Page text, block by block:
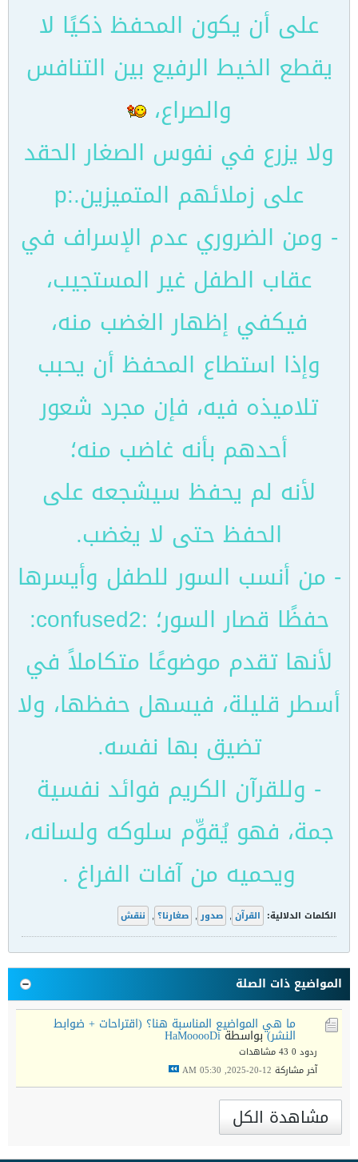
على أن يكون المحفظ ذكيًا لا
يقطع الخيط الرفيع بين التنافس
والصراع،
ولا يزرع في نفوس الصغار الحقد
على زملائهم المتميزين.:p
- ومن الضروري عدم الإسراف في
عقاب الطفل غير المستجيب،
فيكفي إظهار الغضب منه،
وإذا استطاع المحفظ أن يحبب
تلاميذه فيه، فإن مجرد شعور
أحدهم بأنه غاضب منه؛
لأنه لم يحفظ سيشجعه على
الحفظ حتى لا يغضب.
- من أنسب السور للطفل وأيسرها
حفظًا قصار السور؛ :confused2:
لأنها تقدم موضوعًا متكاملاً في
أسطر قليلة، فيسهل حفظها، ولا
تضيق بها نفسه.
- وللقرآن الكريم فوائد نفسية
جمة، فهو يُقوِّم سلوكه ولسانه،
ويحميه من آفات الفراغ .
الكلمات الدلالية: القرآن , صدور , صغارنا؟ , ننقش
المواضيع ذات الصلة
ما هي المواضيع المناسبة هنا؟ (اقتراحات + ضوابط
النشر) بواسطةHaMooooDi
ردود 0
43 مشاهدات
آخر مشاركة 12-20-2025, 05:30 AM
مشاهدة الكل